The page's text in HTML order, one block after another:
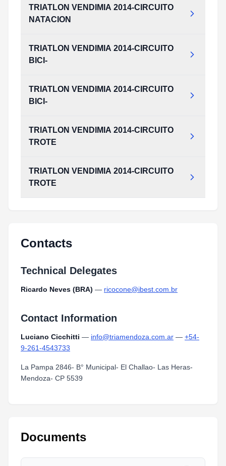
TRIATLON VENDIMIA 2014-CIRCUITO
NATACION
TRIATLON VENDIMIA 2014-CIRCUITO
BICI-
TRIATLON VENDIMIA 2014-CIRCUITO
BICI-
TRIATLON VENDIMIA 2014-CIRCUITO
TROTE
TRIATLON VENDIMIA 2014-CIRCUITO
TROTE
Contacts
Technical Delegates
Ricardo Neves (BRA) — ricocone@ibest.com.br
Contact Information
Luciano Cicchitti — info@triamendoza.com.ar — +54-
9-261-4543733
La Pampa 2846- B° Municipal- El Challao- Las Heras-
Mendoza- CP 5539
Documents